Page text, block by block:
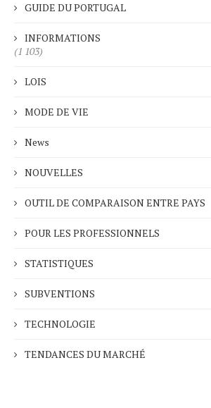
GUIDE DU PORTUGAL
INFORMATIONS
(1 103)
LOIS
MODE DE VIE
News
NOUVELLES
OUTIL DE COMPARAISON ENTRE PAYS
POUR LES PROFESSIONNELS
STATISTIQUES
SUBVENTIONS
TECHNOLOGIE
TENDANCES DU MARCHÉ